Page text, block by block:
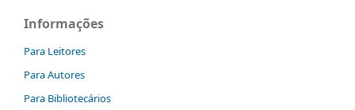
Informações
Para Leitores
Para Autores
Para Bibliotecários